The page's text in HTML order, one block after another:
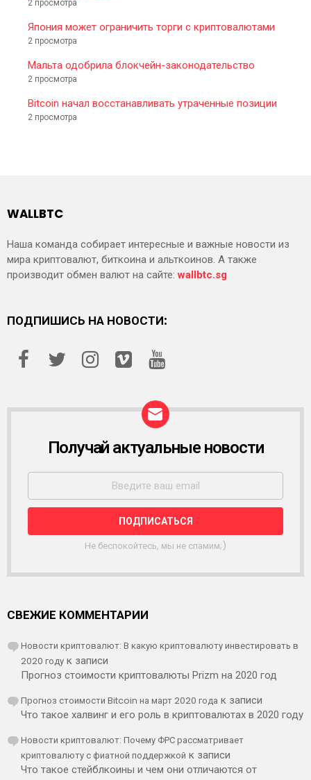
2 просмотра
Япония может ограничить торги с криптовалютами
2 просмотра
Мальта одобрила блокчейн-законодательство
2 просмотра
Bitcoin начал восстанавливать утраченные позиции
2 просмотра
WALLBTC
Наша команда собирает интересные и важные новости из
мира криптовалют, биткоина и альткоинов. А также
производит обмен валют на сайте:wallbtc.sg
ПОДПИШИСЬ НА НОВОСТИ:
С
Ы
К
Получай актуальные новости
Не беспокойтесь, мы не спамим;)
СВЕЖИЕ КОММЕНТАРИИ
Новости криптовалют: В какую криптовалюту инвестировать в
2020 году к записи
Прогноз стоимости криптовалюты Prizm на 2020 год
Прогноз стоимости Bitcoin на март 2020 года к записи
Что такое халвинг и его роль в криптовалютах в 2020 году
Новости криптовалют: Почему ФРС рассматривает
криптовалюту с фиатной поддержкой к записи
Что такое стейблкоины и чем они отличаются от